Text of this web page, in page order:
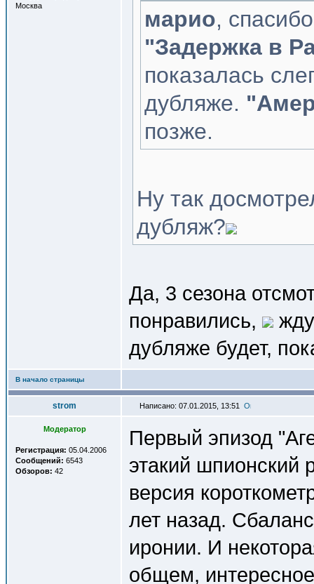
Москва
марио,
"Задержка в
показалась
дубляже.
позже.
Ну так
дубляж?
Да, 3 сезона
понравились,
дубляже будет,
В начало страницы
strom Написано: 07.01.2015, 13:51
Модератор
Регистрация: 05.04.2006
Сообщений: 6543
Обзоров: 42
Первый эпизод
этакий шпионский
версия
лет назад.
иронии. И
общем,